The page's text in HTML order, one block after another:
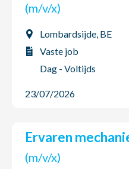
(m/v/x)
Lombardsijde, BE
Vaste job
Dag - Voltijds
23/07/2026
Ervaren
(m/v/x)